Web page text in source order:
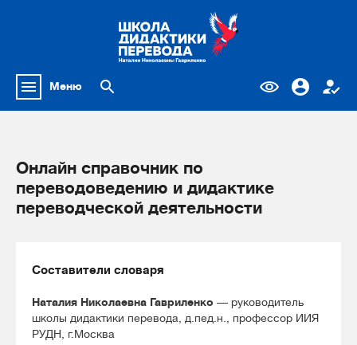
Меню
Онлайн справочник по
переводоведению и дидактике
переводческой деятельности
Составители словаря
Наталия Николаевна Гавриленко — руководитель
школы дидактики перевода, д.пед.н., профессор ИИЯ
РУДН, г.Москва